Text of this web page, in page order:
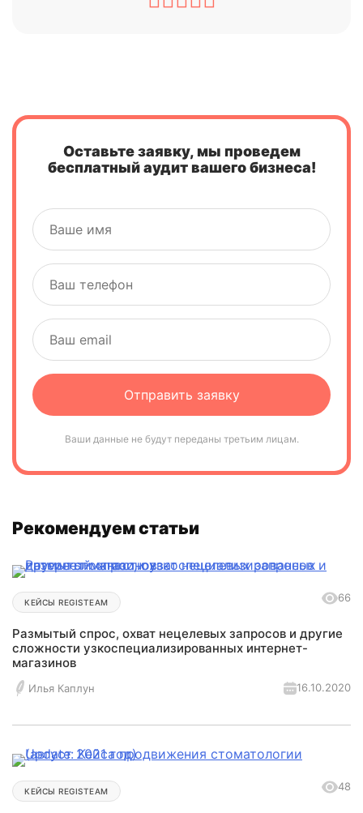
Оставьте заявку, мы проведем
бесплатный аудит вашего бизнеса!
Ваши данные не будут переданы третьим лицам.
Рекомендуем статьи
КЕЙСЫ REGISTEAM 66
Размытый спрос, охват нецелевых запросов и другие
сложности узкоспециализированных интернет-
магазинов
Илья Каплун 16.10.2020
КЕЙСЫ REGISTEAM 48